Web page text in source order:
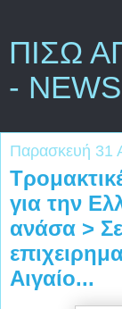
ΠΙΣΩ
- NEWS
Παρασκευή 31
για την
ανάσα >
Αιγαίο...